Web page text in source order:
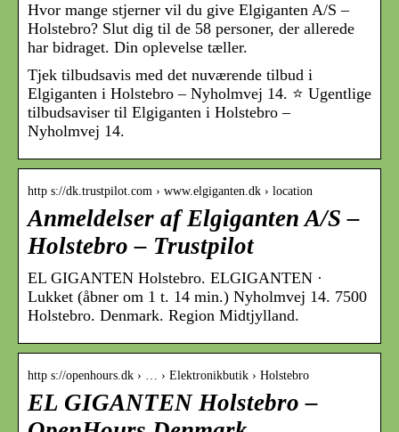
Hvor mange stjerner vil du give Elgiganten A/S –
Holstebro? Slut dig til de 58 personer, der allerede
har bidraget. Din oplevelse tæller.
Tjek tilbudsavis med det nuværende tilbud i
Elgiganten i Holstebro – Nyholmvej 14. ⭐ Ugentlige
tilbudsaviser til Elgiganten i Holstebro –
Nyholmvej 14.
http s://dk.trustpilot.com › www.elgiganten.dk › location
Anmeldelser af Elgiganten A/S –
Holstebro – Trustpilot
EL GIGANTEN Holstebro. ELGIGANTEN ·
Lukket (åbner om 1 t. 14 min.) Nyholmvej 14. 7500
Holstebro. Denmark. Region Midtjylland.
http s://openhours.dk › … › Elektronikbutik › Holstebro
EL GIGANTEN Holstebro –